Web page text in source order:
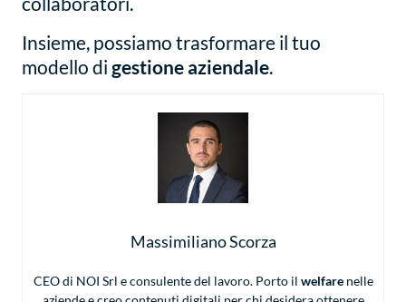
Insieme, possiamo trasformare il tuo
modello di gestione aziendale.
Massimiliano Scorza
CEO di NOI Srl e consulente del lavoro. Porto il welfarenelle